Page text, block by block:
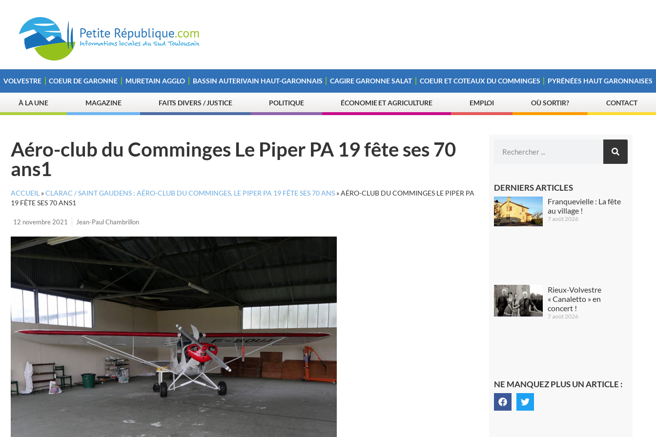
VOLVESTRE COEUR DE GARONNE MURETAIN AGGLO BASSIN AUTERIVAIN HAUT-GARONNAIS CAGIRE GARONNE SALAT COEUR ET COTEAUX DU COMMINGES PYRÉNÉES HAUT GARONNAISES
À LA UNE MAGAZINE FAITS DIVERS / JUSTICE POLITIQUE ÉCONOMIE ET AGRICULTURE EMPLOI OÙ SORTIR? CONTACT
Aéro-club du Comminges Le Piper PA 19 fête ses 70
ans1
ACCUEIL »CLARAC / SAINT GAUDENS : AÉRO-CLUB DU COMMINGES, LE PIPER PA 19 FÊTE SES 70 ANS »AÉRO-CLUB DU COMMINGES LE PIPER PA
19 FÊTE SES 70 ANS1
12 novembre 2021 Jean-Paul Chambrillon
DERNIERS ARTICLES
Franquevielle : La fête
au village !
7 août 2026
Rieux-Volvestre
« Canaletto » en
concert !
7 août 2026
NE MANQUEZ PLUS UN ARTICLE :